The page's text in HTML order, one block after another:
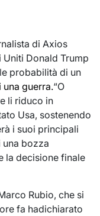
di Axios
Uniti Donald Trump
probabilità di un
una guerra.“O
li riduco in
Usa, sostenendo
i suoi principali
bozza
la decisione finale
Rubio, che si
fa hadichiarato